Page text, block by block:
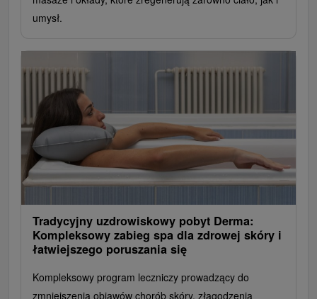
umysł.
Tradycyjny uzdrowiskowy pobyt Derma:
Kompleksowy zabieg spa dla zdrowej skóry i
łatwiejszego poruszania się
Kompleksowy program leczniczy prowadzący do
zmniejszenia objawów chorób skóry, złagodzenia